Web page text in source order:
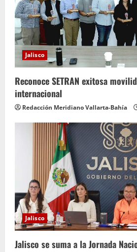
Jalisco
Reconoce SETRAN exitosa
internacional
Redacción Meridiano Vallarta-Bahía
Jalisco
Jalisco se suma a la Jornada